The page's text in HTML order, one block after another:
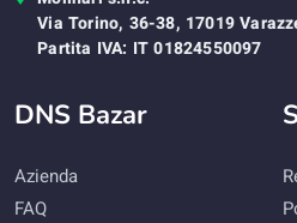
Via Torino, 36-38, 17019
Partita IVA: IT 01824550097
DNS Bazar
Azienda
FAQ